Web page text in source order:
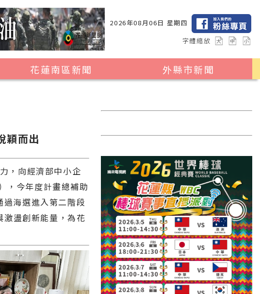
2026年08月06日 星期四
字體縮放
花蓮南區新聞
外縣市新聞
2024暑期夏令營專區
台中市
彰化縣
高雄市
國外報導
台東縣
關山鎮
苗栗縣
穎而出
，向經濟部中小企
，今年度計畫總補助
海選進入第二階段
盪創新能量，為花